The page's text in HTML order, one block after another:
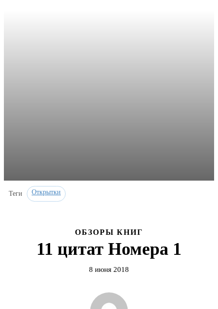
Теги Открытки
ОБЗОРЫ КНИГ
11 цитат Номера 1
8 июня 2018